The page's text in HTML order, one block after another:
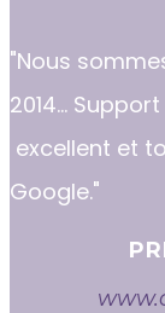
"​​Nous
2014...
excellent et
Google."